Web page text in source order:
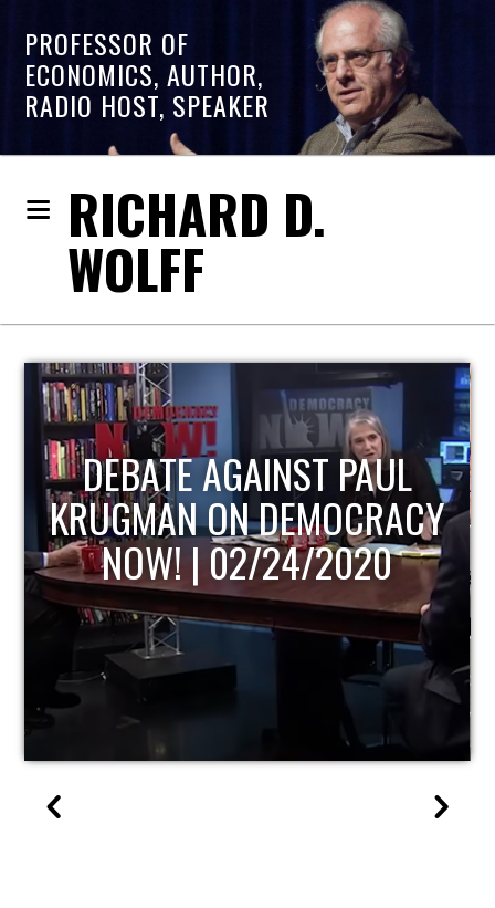
PROFESSOR OF
ECONOMICS, AUTHOR,
RADIO HOST, SPEAKER
RICHARD D.
WOLFF
HOST OF ECONOMIC
UPDATE